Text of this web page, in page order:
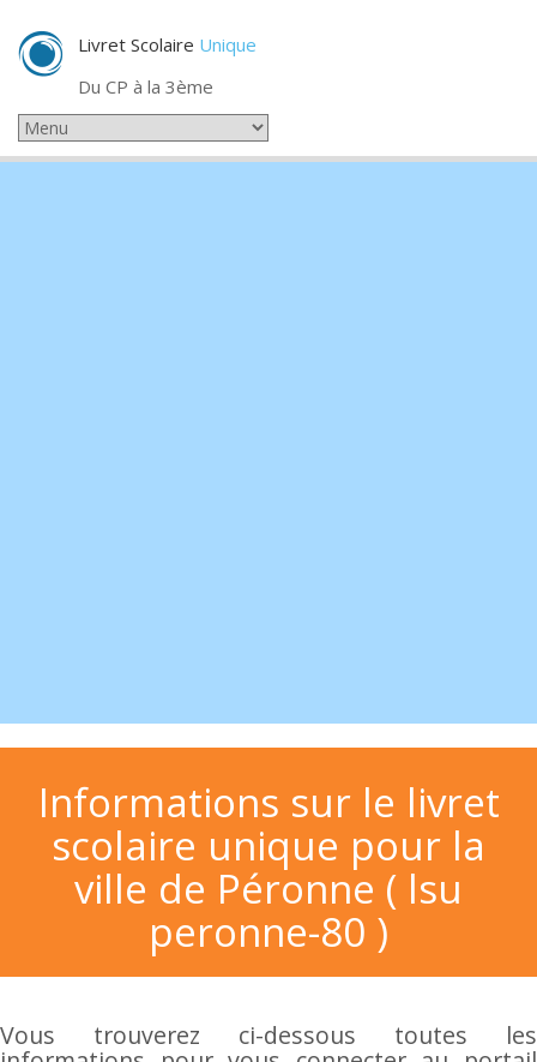
Livret Scolaire Unique
Du CP à la 3ème
Informations sur le livret
scolaire unique pour la
ville de Péronne ( lsu
peronne-80 )
Vous trouverez ci-dessous toutes les